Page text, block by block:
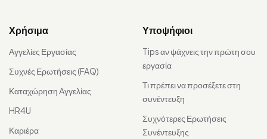
Χρήσιμα
Αγγελίες Εργασίας
Συχνές Ερωτήσεις (FAQ)
Καταχώρηση Αγγελίας
HR4U
Καριέρα
Υποψήφιοι
Tips αν ψάχνεις την πρώτη σου
εργασία
Τι πρέπει να προσέξετε στη
συνέντευξη
Συχνότερες Ερωτήσεις
Συνέντευξης